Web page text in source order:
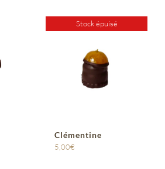
Stock épuisé
Clémentine
5,00€